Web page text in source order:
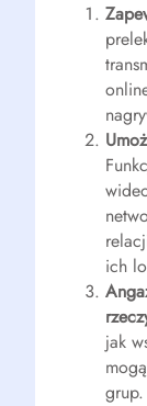
ich
jak
grup.